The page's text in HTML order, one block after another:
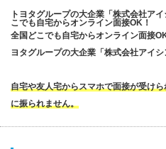
トヨタグループの大企業「株式会社ア
こでも自宅からオンライン面接OK！
全国どこでも自宅からオンライン面接
ヨタグループの大企業「株式会社アイシ
自宅や友人宅からスマホで面接が受け
に振られません。